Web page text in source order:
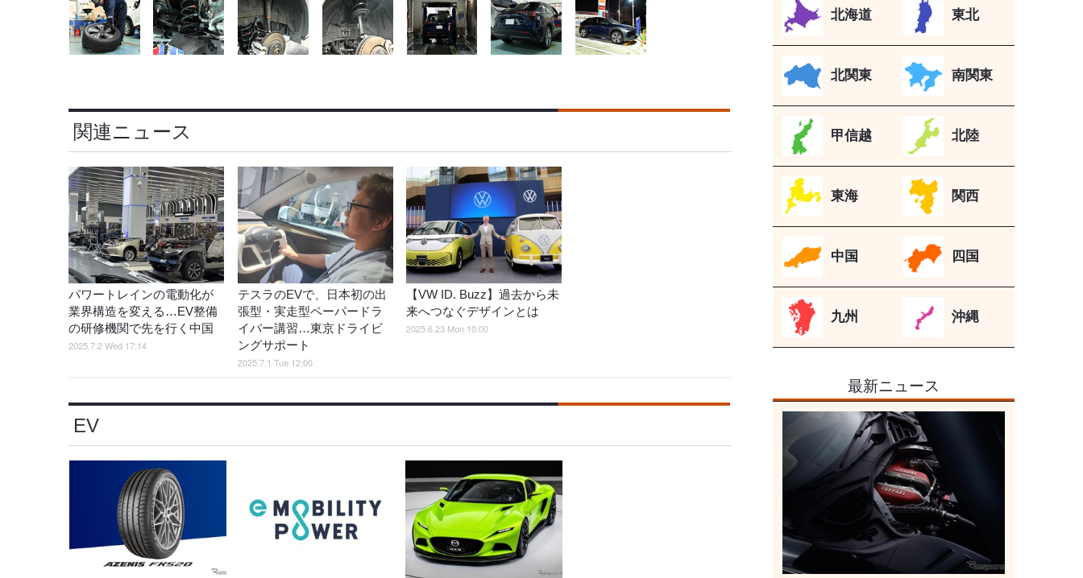
関連ニュース
パワートレインの電動化が
業界構造を変える…EV整備
の研修機関で先を行く中国
2025.7.2 Wed 17:14
テスラのEVで、日本初の出
張型・実走型ペーパードラ
イバー講習…東京ドライビ
ングサポート
2025.7.1 Tue 12:00
【VW ID. Buzz】過去から未
来へつなぐデザインとは
2025.6.23 Mon 10:00
EV
北海道 東北
北関東 南関東
甲信越 北陸
東海 関西
中国 四国
九州 沖縄
最新ニュース